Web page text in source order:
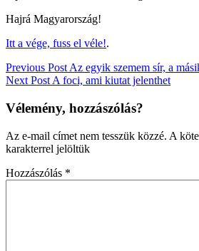
Hajrá Magyarország!
Itt a vége, fuss el véle!.
Bejegyzés
navigáció
Previous Post Az egyik szemem sír, a
Next Post A foci, ami kiutat jelenthet
Vélemény, hozzászólás?
Az e-mail címet nem tesszük közzé. A
karakterrel jelöltük
Hozzászólás *